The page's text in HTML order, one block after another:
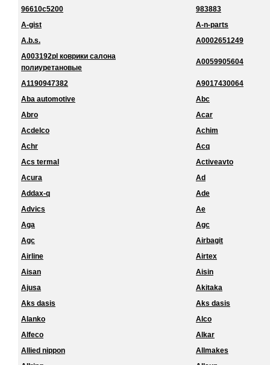
96610c5200
983883
A-gist
A-n-parts
A.b.s.
A0002651249
A003192pl коврики салона
полиуретановые
A0059905604
A1190947382
A9017430064
Aba automotive
Abc
Abro
Acar
Acdelco
Achim
Achr
Acq
Acs termal
Activeavto
Acura
Ad
Addax-q
Ade
Advics
Ae
Aga
Agc
Agc
Airbagit
Airline
Airtex
Aisan
Aisin
Ajusa
Akitaka
Aks dasis
Aks dasis
Alanko
Alco
Alfeco
Alkar
Allied nippon
Allmakes